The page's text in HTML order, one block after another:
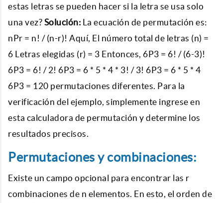
estas letras se pueden hacer si la letra se usa solo
una vez? Solución: La ecuación de permutación es:
nPr = n! / (n-r)! Aquí, El número total de letras (n) =
6 Letras elegidas (r) = 3 Entonces, 6P3 = 6! / (6-3)!
6P3 = 6! / 2! 6P3 = 6 * 5 * 4 * 3! / 3! 6P3 = 6 * 5 * 4
6P3 = 120 permutaciones diferentes. Para la
verificación del ejemplo, simplemente ingrese en
esta calculadora de permutación y determine los
resultados precisos.
Permutaciones y combinaciones:
Existe un campo opcional para encontrar las r
combinaciones de n elementos. En esto, el orden de